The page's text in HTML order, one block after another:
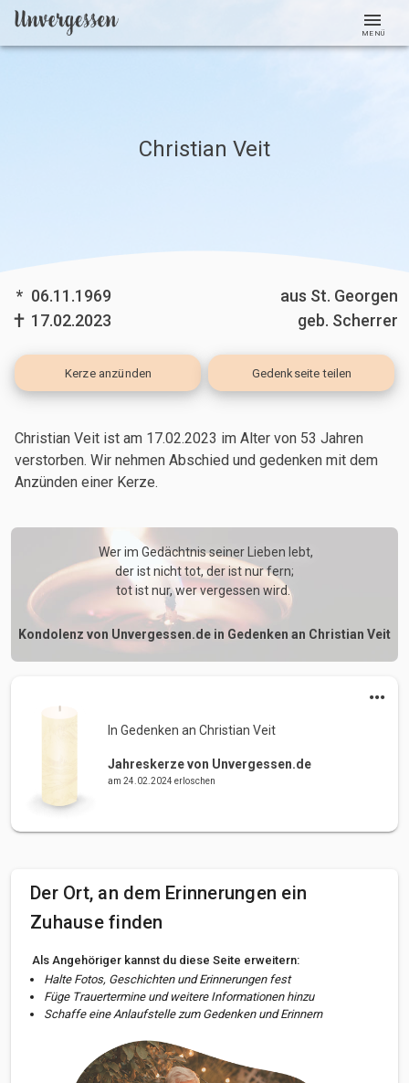
MENÜ
Christian Veit
* 06.11.1969
17.02.2023
aus St. Georgen
geb. Scherrer
Kerze anzünden Gedenkseite teilen
Christian Veit ist am 17.02.2023 im Alter von 53 Jahren
verstorben. Wir nehmen Abschied und gedenken mit dem
Anzünden einer Kerze.
Wer im Gedächtnis seiner Lieben lebt,
der ist nicht tot, der ist nur fern;
tot ist nur, wer vergessen wird.
Kondolenz von Unvergessen.de in Gedenken an Christian Veit
In Gedenken an Christian Veit
Jahreskerze von Unvergessen.de
am 24.02.2024 erloschen
Der Ort, an dem Erinnerungen ein
Zuhause finden
Als Angehöriger kannst du diese Seite erweitern:
Halte Fotos, Geschichten und Erinnerungen fest
Füge Trauertermine und weitere Informationen hinzu
Schaffe eine Anlaufstelle zum Gedenken und Erinnern